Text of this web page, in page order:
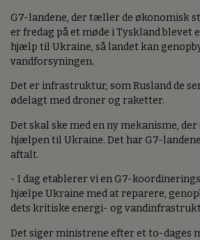
G7-landene, der tæller de økonomisk
er fredag på et møde i Tyskland blevet
hjælp til Ukraine, så landet kan
vandforsyningen.
Det er infrastruktur, som Rusland de
ødelagt med droner og raketter.
Det skal ske med en ny mekanisme,
hjælpen til Ukraine. Det har G7-
aftalt.
- I dag etablerer vi en G7-
hjælpe Ukraine med at reparere,
dets kritiske energi- og
Det siger ministrene efter et to-dages